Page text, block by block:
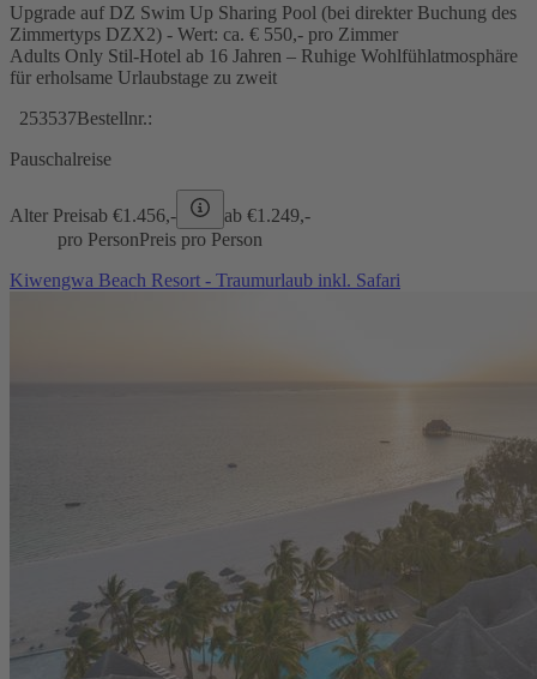
Upgrade auf DZ Swim Up Sharing Pool (bei direkter Buchung des
Zimmertyps DZX2) - Wert: ca. € 550,- pro Zimmer
Adults Only Stil-Hotel ab 16 Jahren – Ruhige Wohlfühlatmosphäre
für erholsame Urlaubstage zu zweit
253537Bestellnr.:
Pauschalreise
Alter Preisab €1.456,- ab €1.249,-
pro PersonPreis pro Person
Kiwengwa Beach Resort - Traumurlaub inkl. Safari